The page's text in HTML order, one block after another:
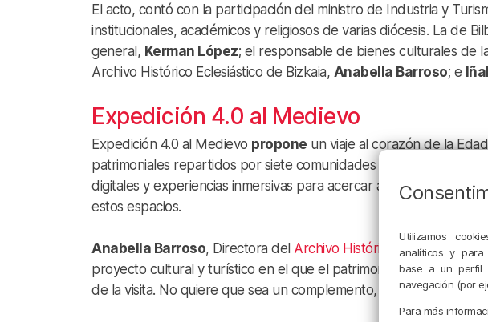
El acto, contó con la participación del ministro de Industria y
institucionales, académicos y religiosos de varias diócesis. La de
general, Kerman López; el responsable de bienes culturales de
Archivo Histórico Eclesiástico de Bizkaia, Anabella Barroso; e
Expedición 4.0 al Medievo
Expedición 4.0 al Medievo propone un viaje al corazón de la
patrimoniales repartidos por siete comunidades autónomas,
digitales y experiencias inmersivas para acercar a los visitantes a
estos espacios.
Anabella Barroso, Directora del Archivo Histórico Eclesiástico
proyecto cultural y turístico en el que el patrimonio religioso -los
de la visita. No quiere que sea un complemento, sino el motivo por
Utilizamos
analíticos y para
base a un perfil
navegación (por
Para más